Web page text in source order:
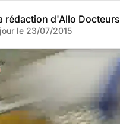
rédaction d'Allo Docteurs
le 23/07/2015